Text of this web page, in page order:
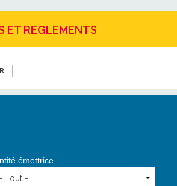
ET REGLEMENTS
émettrice